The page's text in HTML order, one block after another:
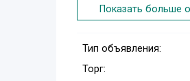
дожде
предотвращает
сохраняет рыхлость
замульчированные
Показать больше
Тип объявления:
Торг: